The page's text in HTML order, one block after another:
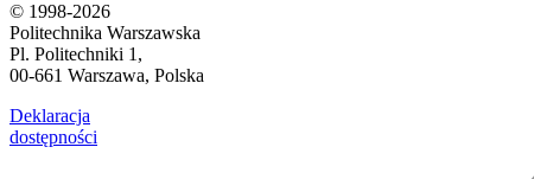
© 1998-2026
Politechnika Warszawska
Pl. Politechniki 1,
00-661 Warszawa, Polska
Deklaracja
dostępności